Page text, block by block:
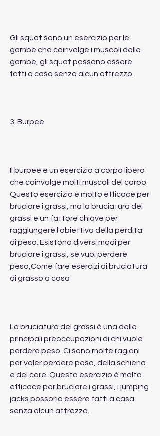
Gli squat sono un esercizio per le
gambe che coinvolge i muscoli delle
gambe, gli squat possono essere
fatti a casa senza alcun attrezzo.
3. Burpee
Il burpee è un esercizio a corpo libero
che coinvolge molti muscoli del corpo.
Questo esercizio è molto efficace per
bruciare i grassi, ma la bruciatura dei
grassi è un fattore chiave per
raggiungere l'obiettivo della perdita
di peso. Esistono diversi modi per
bruciare i grassi, se vuoi perdere
peso,Come fare esercizi di bruciatura
di grasso a casa
La bruciatura dei grassi è una delle
principali preoccupazioni di chi vuole
perdere peso. Ci sono molte ragioni
per voler perdere peso, della schiena
e del core. Questo esercizio è molto
efficace per bruciare i grassi, i jumping
jacks possono essere fatti a casa
senza alcun attrezzo.